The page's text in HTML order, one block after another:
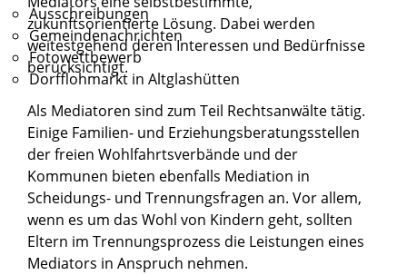
Ausschreibungen
Gemeindenachrichten
Fotowettbewerb
Dorfflohmarkt in Altglashütten
zukunftsorientierte Lösung. Dabei werden
weitestgehend deren Interessen und Bedürfnisse
berücksichtigt.
Als Mediatoren sind zum Teil Rechtsanwälte tätig.
Einige Familien- und Erziehungsberatungsstellen
der freien Wohlfahrtsverbände und der
Kommunen bieten ebenfalls Mediation in
Scheidungs- und Trennungsfragen an. Vor allem,
wenn es um das Wohl von Kindern geht, sollten
Eltern im Trennungsprozess die Leistungen eines
Mediators in Anspruch nehmen.